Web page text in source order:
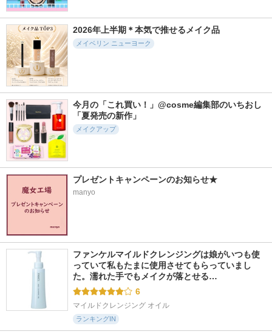
2026年上半期＊本気で推せるメイク品
メイベリン ニューヨーク
今月の「これ買い！」@cosme編集部のいちおし
「夏発売の新作」
メイクアップ
プレゼントキャンペーンのお知らせ★
manyo
ファンケルマイルドクレンジングは娘がいつも使
っていて私もたまに使用させてもらっていまし
た。濡れた手でもメイクが落とせる…
6
マイルドクレンジング オイル
ランキングIN